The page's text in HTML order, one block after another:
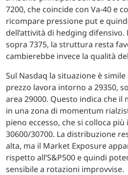
7200, che coincide con Va-40 e
ricompare pressione put e
dell’attività di hedging difensivo.
sopra 7375, la struttura resta
cambierebbe invece la qualità
Sul Nasdaq la situazione è
prezzo lavora intorno a 29350,
area 29000. Questo indica che
in una zona di momentum
pieno eccesso, che si colloca
30600/30700. La distribuzione
alta, ma il Market Exposure
rispetto all’S&P500 e quindi
sensibile a rotazioni improvvise.